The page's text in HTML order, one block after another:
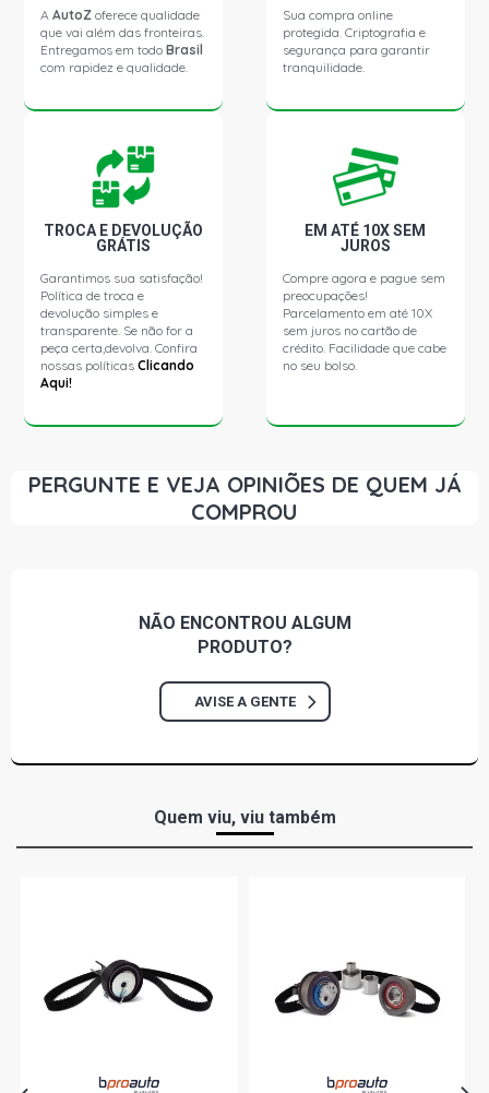
AAutoZ oferece qualidade
que vai além das fronteiras.
Entregamos em todoBrasil
com rapidez e qualidade.
Sua compra online
protegida. Criptografia e
segurança para garantir
tranquilidade.
TROCA E DEVOLUÇÃO
GRÁTIS
Garantimos sua satisfação!
Política de troca e
devolução simples e
transparente. Se não for a
peça certa,devolva. Confira
nossas políticasClicando
Aqui!
EM ATÉ 10X SEM
JUROS
Compre agora e pague sem
preocupações!
Parcelamento em até 10X
sem juros no cartão de
crédito. Facilidade que cabe
no seu bolso.
PERGUNTE E VEJA OPINIÕES DE QUEM JÁ
COMPROU
NÃO ENCONTROU ALGUM
PRODUTO?
AVISE A GENTE
Quem viu, viu também